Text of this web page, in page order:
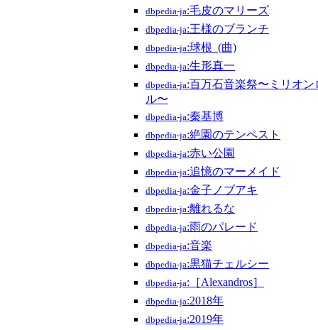
dbpedia-ja:毛皮のマリーズ
dbpedia-ja:王様のブランチ
dbpedia-ja:球根_(曲)
dbpedia-ja:生形真一
dbpedia-ja:百万石音楽祭〜ミリオ
ル〜
dbpedia-ja:秦基博
dbpedia-ja:絶園のテンペスト
dbpedia-ja:赤い公園
dbpedia-ja:追憶のマーメイド
dbpedia-ja:金子ノブアキ
dbpedia-ja:離れるな
dbpedia-ja:雨のパレード
dbpedia-ja:音楽
dbpedia-ja:黒猫チェルシー
dbpedia-ja:［Alexandros］
dbpedia-ja:2018年
dbpedia-ja:2019年